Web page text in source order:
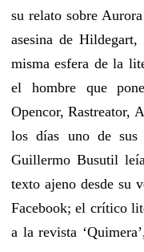
su relato sobre
asesina de
misma esfera de la
el hombre que
Opencor, Rastreator,
los días uno de sus
Guillermo Busutil
texto ajeno desde su
Facebook; el crítico
a la revista